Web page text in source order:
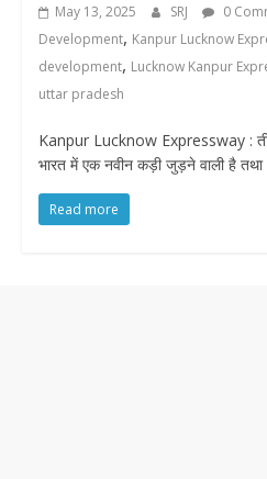
May 13, 2025 SRJ 0
Development, Kanpur Lucknow
development, Lucknow Kanpur
uttar pradesh
Kanpur Lucknow Expressway :
भारत में एक नवीन कड़ी जुड़ने वाली है तथा
Read more